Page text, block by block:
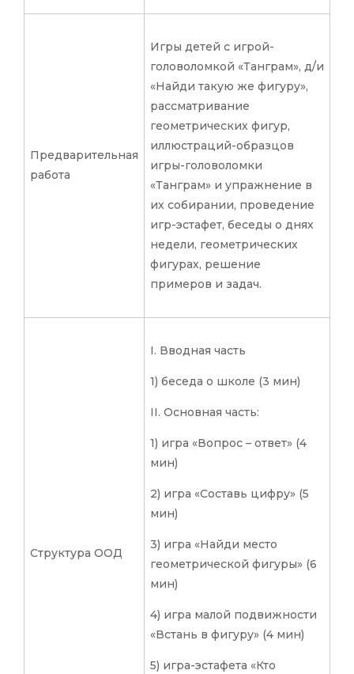
Предварительная
работа
Игры детей с игрой-
головоломкой «Танграм», д/и
«Найди такую же фигуру»,
рассматривание
геометрических фигур,
иллюстраций-образцов
игры-головоломки
«Танграм» и упражнение в
их собирании, проведение
игр-эстафет, беседы о днях
недели, геометрических
фигурах, решение
примеров и задач.
Структура ООД
I. Вводная часть
1) беседа о школе (3 мин)
II. Основная часть:
1) игра «Вопрос – ответ» (4
мин)
2) игра «Составь цифру» (5
мин)
3) игра «Найди место
геометрической фигуры» (6
мин)
4) игра малой подвижности
«Встань в фигуру» (4 мин)
5) игра-эстафета «Кто